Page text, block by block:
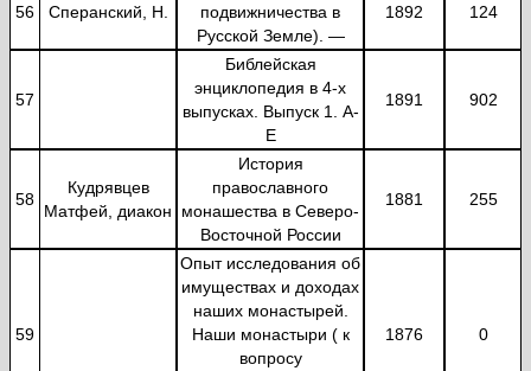
56 Сперанский, Н.
подвижничества в
Русской Земле). —
1892 124
57
Библейская
энциклопедия в 4-х
выпусках. Выпуск 1. А-
Е
1891 902
58
Кудрявцев
Матфей, диакон
История
православного
монашества в Северо-
Восточной России
1881 255
59
Опыт исследования об
имуществах и доходах
наших монастырей.
Наши монастыри ( к
вопросу
1876 0